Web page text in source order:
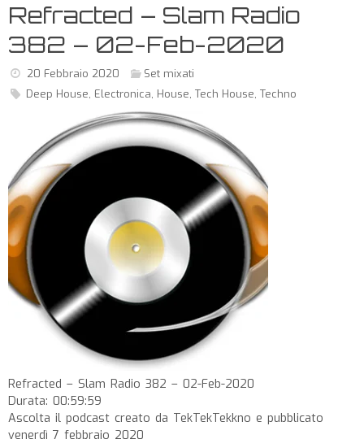
Refracted – Slam Radio
382 – 02-Feb-2020
20 Febbraio 2020
Set mixati
Deep House, Electronica, House, Tech House, Techno
Refracted – Slam Radio 382 – 02-Feb-2020
Durata: 00:59:59
Ascolta il podcast creato da TekTekTekkno e pubblicato
venerdì 7 febbraio 2020